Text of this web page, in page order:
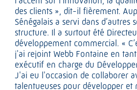
des clients », dit-il fièrement.
Sénégalais a servi dans d’autres
structure. Il a surtout été
développement commercial. «
j'ai rejoint Webb Fontaine en
exécutif en charge du
J'ai eu l'occasion de collaborer
talentueuses pour développer et